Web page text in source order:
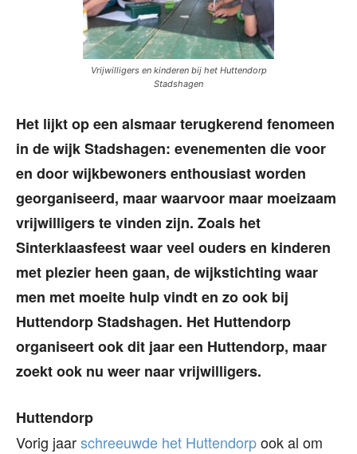
Vrijwilligers en kinderen bij het Huttendorp
Stadshagen
Het lijkt op een alsmaar terugkerend fenomeen
in de wijk Stadshagen: evenementen die voor
en door wijkbewoners enthousiast worden
georganiseerd, maar waarvoor maar moeizaam
vrijwilligers te vinden zijn. Zoals het
Sinterklaasfeest waar veel ouders en kinderen
met plezier heen gaan, de wijkstichting waar
men met moeite hulp vindt en zo ook bij
Huttendorp Stadshagen. Het Huttendorp
organiseert ook dit jaar een Huttendorp, maar
zoekt ook nu weer naar vrijwilligers.
Huttendorp
Vorig jaarschreeuwde het Huttendorpook al om